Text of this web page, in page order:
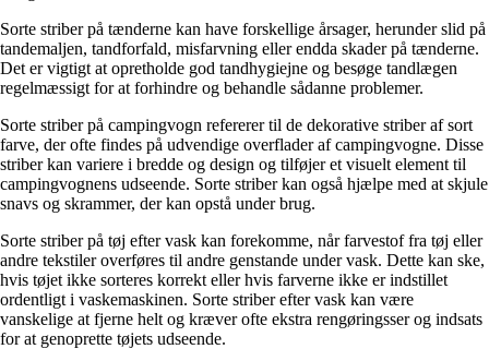
Sorte striber på tænderne kan have forskellige årsager, herunder slid på
tandemaljen, tandforfald, misfarvning eller endda skader på tænderne.
Det er vigtigt at opretholde god tandhygiejne og besøge tandlægen
regelmæssigt for at forhindre og behandle sådanne problemer.
Sorte striber på campingvogn refererer til de dekorative striber af sort
farve, der ofte findes på udvendige overflader af campingvogne. Disse
striber kan variere i bredde og design og tilføjer et visuelt element til
campingvognens udseende. Sorte striber kan også hjælpe med at skjule
snavs og skrammer, der kan opstå under brug.
Sorte striber på tøj efter vask kan forekomme, når farvestof fra tøj eller
andre tekstiler overføres til andre genstande under vask. Dette kan ske,
hvis tøjet ikke sorteres korrekt eller hvis farverne ikke er indstillet
ordentligt i vaskemaskinen. Sorte striber efter vask kan være
vanskelige at fjerne helt og kræver ofte ekstra rengøringsser og indsats
for at genoprette tøjets udseende.